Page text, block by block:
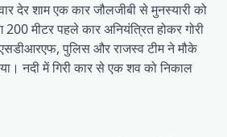
देर शाम एक कार जौलजीबी से मुनस्यारी को
मीटर पहले कार अनियंत्रित होकर गोरी
एसडीआरएफ, पुलिस और राजस्व टीम ने मौके
नदी में गिरी कार से एक शव को निकाल